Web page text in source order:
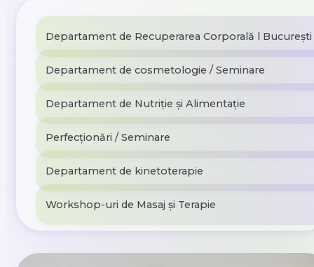
Departament de Recuperarea Corporală l București
Departament de cosmetologie / Seminare
Departament de Nutriție și Alimentație
Perfecționări / Seminare
Departament de kinetoterapie
Workshop-uri de Masaj și Terapie